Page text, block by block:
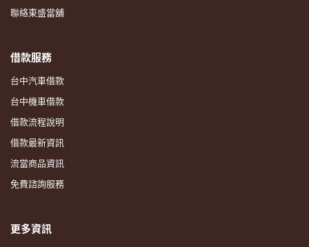
聯絡東盛當舖
借款服務
台中汽車借款
台中機車借款
借款流程說明
借款最新資訊
流當商品資訊
免費諮詢服務
更多資訊